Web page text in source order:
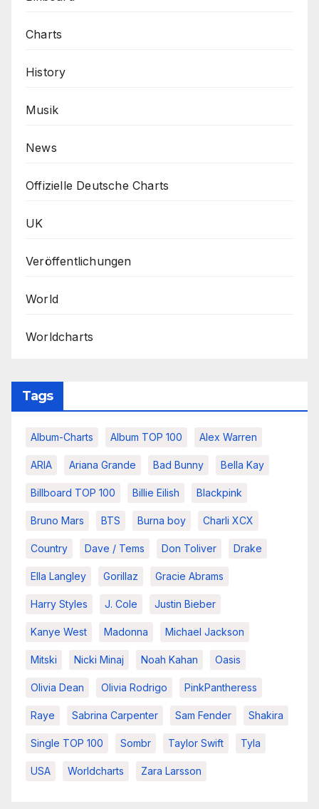
Charts
History
Musik
News
Offizielle Deutsche Charts
UK
Veröffentlichungen
World
Worldcharts
Tags
Album-Charts Album TOP 100 Alex Warren
ARIA Ariana Grande Bad Bunny Bella Kay
Billboard TOP 100 Billie Eilish Blackpink
Bruno Mars BTS Burna boy Charli XCX
Country Dave / Tems Don Toliver Drake
Ella Langley Gorillaz Gracie Abrams
Harry Styles J. Cole Justin Bieber
Kanye West Madonna Michael Jackson
Mitski Nicki Minaj Noah Kahan Oasis
Olivia Dean Olivia Rodrigo PinkPantheress
Raye Sabrina Carpenter Sam Fender Shakira
Single TOP 100 Sombr Taylor Swift Tyla
USA Worldcharts Zara Larsson